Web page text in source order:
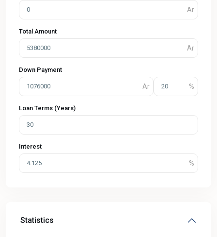
Total Amount
Down Payment
Loan Terms (Years)
Interest
Statistics